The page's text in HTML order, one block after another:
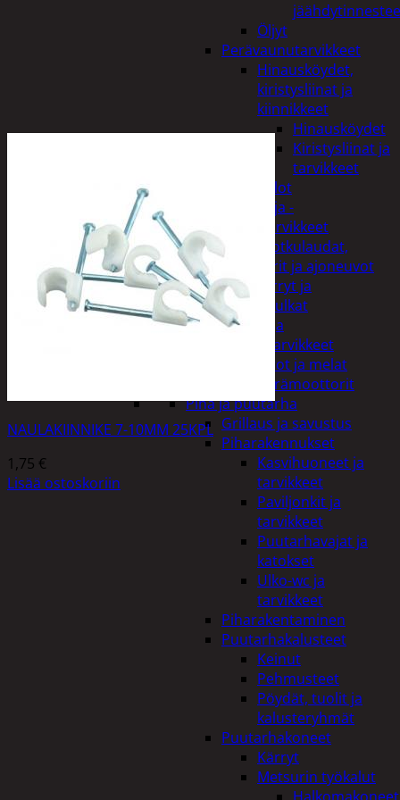
Öljyt
Perävaunutarvikkeet
Hinausköydet,
kiristysliinat ja
kiinnikkeet
Hinausköydet
Kiristysliinat ja
tarvikkeet
Valot
Rengas ja -
vannetarvikkeet
Sähköpotkulaudat,
skootterit ja ajoneuvot
Tukkikärryt ja
juontopulkat
Veneet ja
veneilytarvikkeet
Airot ja melat
Perämoottorit
Piha ja puutarha
Grillaus ja savustus
Piharakennukset
Kasvihuoneet ja
tarvikkeet
Paviljonkit ja
tarvikkeet
Puutarhavajat ja
katokset
Ulko-wc ja
tarvikkeet
Piharakentaminen
Puutarhakalusteet
Keinut
Pehmusteet
Pöydät, tuolit ja
kalusteryhmät
Puutarhakoneet
Kärryt
Metsurin työkalut
NAULAKIINNIKE 7-10MM 25KPL
1,75 €
Lisää ostoskoriin